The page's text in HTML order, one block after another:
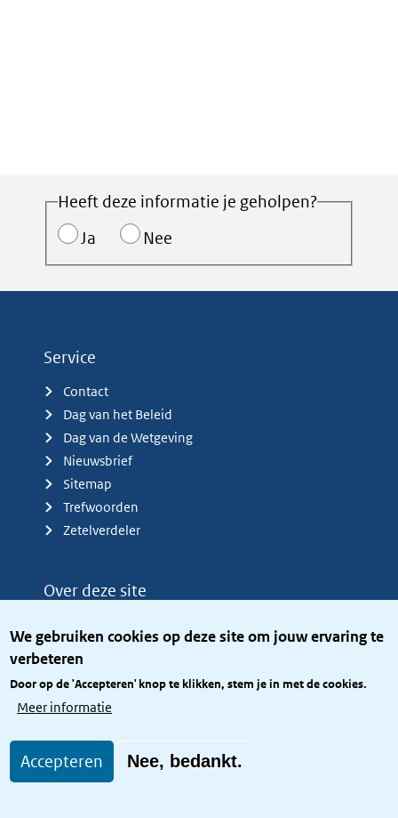
We gebruiken cookies op deze site om jouw ervaring te
verbeteren
Door op de 'Accepteren' knop te klikken, stem je in met de cookies.
Meer informatie
Accepteren Nee, bedankt.
Heeft deze informatie je geholpen?
Ja
Nee
Service
Contact
Dag van het Beleid
Dag van de Wetgeving
Nieuwsbrief
Sitemap
Trefwoorden
Zetelverdeler
Over deze site
Privacy
Toegang site openbaar
Toegankelijkheid